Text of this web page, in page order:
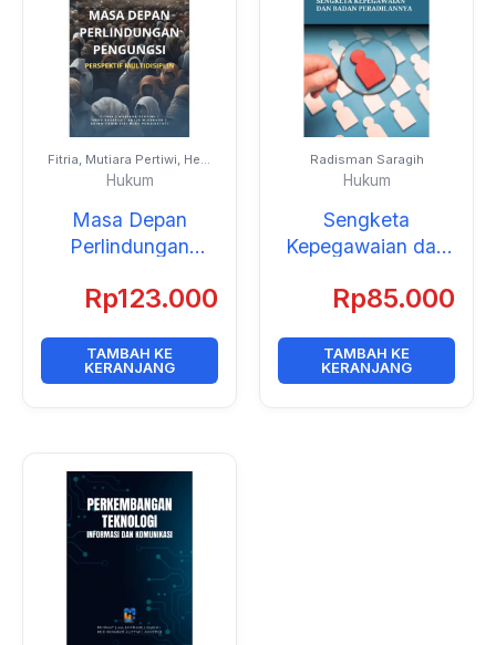
Fitria, Mutiara Pertiwi, Heru
Susetyo, Antje Missbach,
Akino Tahir, Tri Nuke
Hukum
Masa Depan
Perlindungan
Perspektif
Rp123.000
TAMBAH KE
KERANJANG
Radisman Saragih
Hukum
Sengketa
Kepegawaian dan
Peradilannya
Rp85.000
TAMBAH KE
KERANJANG